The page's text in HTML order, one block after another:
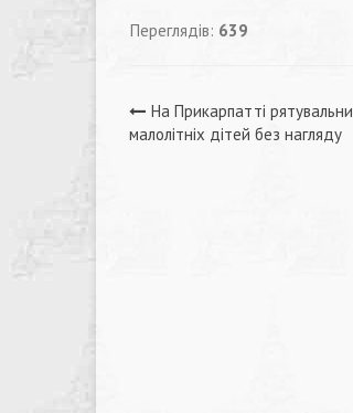
Переглядів: 639
Навігація
На Прикарпатті
малолітніх дітей без нагляду